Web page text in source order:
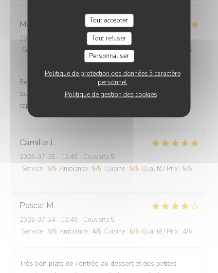
Tout accepter
Tout refuser
Personnaliser
Politique de protection des données à caractère
personnel
Politique de gestion des cookies
Marie-France
2026-07-24
- 12:15 - Couverts 2
Service
Ambiance:5/5 Cuisine:5/5 /5
Belle découverte Personnel agréable et discret Cuisine
tout en délicatesse de l'entrée au dessert Trés bon
rapport qualité prix Je recommande sans hésitation
Camille L
2026-07-26 - 12:45 - Couverts 5
Service : 5/5 Ambiance : 5/5 Cuisine : 5/5 Qualité / Prix : 5/5
Pascal M
2026-07-24 - 12:45 - Couverts 5
Service : 3/5 Ambiance : 4/5 Cuisine : 5/5 Qualité / Prix : 4/5
Très bon plats de l'entrée au dessert et des petites